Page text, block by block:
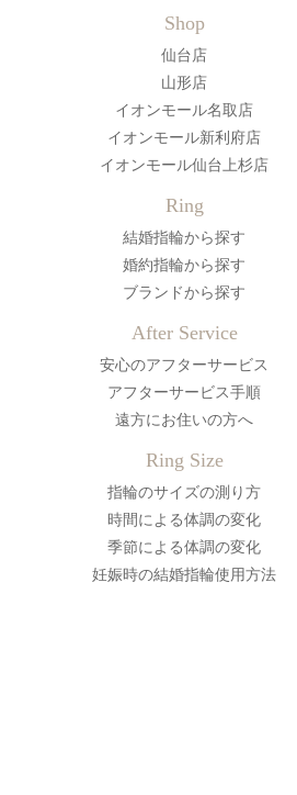
Shop
仙台店
山形店
イオンモール名取店
イオンモール新利府店
イオンモール仙台上杉店
Ring
結婚指輪から探す
婚約指輪から探す
ブランドから探す
After Service
安心のアフターサービス
アフターサービス手順
遠方にお住いの方へ
Ring Size
指輪のサイズの測り方
時間による体調の変化
季節による体調の変化
妊娠時の結婚指輪使用方法